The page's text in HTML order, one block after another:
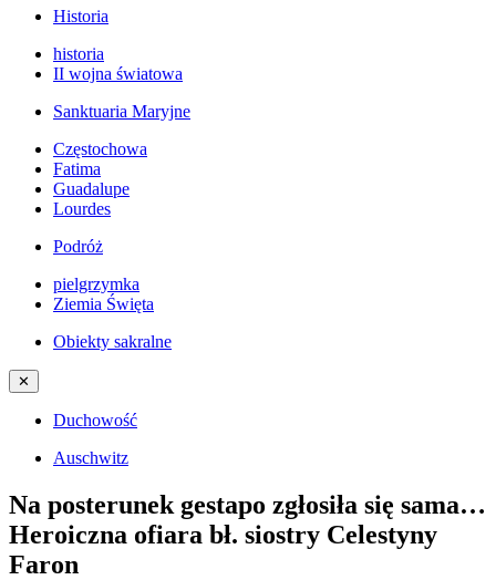
Historia
historia
II wojna światowa
Sanktuaria Maryjne
Częstochowa
Fatima
Guadalupe
Lourdes
Podróż
pielgrzymka
Ziemia Święta
Obiekty sakralne
✕
Duchowość
Auschwitz
Na posterunek gestapo zgłosiła się sama…
Heroiczna ofiara bł. siostry Celestyny
Faron